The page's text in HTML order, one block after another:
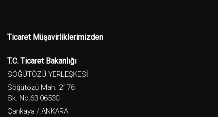
Ticaret Müşavirliklerimizden
T.C. Ticaret Bakanlığı
SÖĞÜTÖZÜ YERLEŞKESİ
Söğütözü Mah. 2176.
Sk. No:63 06530
Çankaya / ANKARA